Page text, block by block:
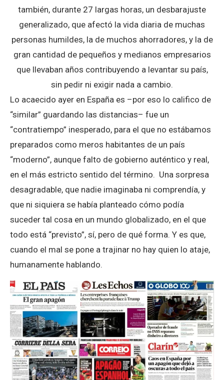
también, durante 27 largas horas, un desbarajuste
generalizado, que afectó la vida diaria de muchas
personas humildes, la de muchos ahorradores, y la de
gran cantidad de pequeños y medianos empresarios
que llevaban años contribuyendo a levantar su país,
sin pedir ni exigir nada a cambio.
Lo acaecido ayer en España es –por eso lo califico de
“similar” guardando las distancias– fue un
“contratiempo” inesperado, para el que no estábamos
preparados como meros habitantes de un país
“moderno”, aunque falto de gobierno auténtico y real,
en el más estricto sentido del término. Una sorpresa
desagradable, que nadie imaginaba ni comprendía, y
que ni siquiera se había planteado cómo podía
suceder tal cosa en un mundo globalizado, en el que
todo está “previsto”, sí, pero de qué forma. Y es que,
cuando el mal se pone a trajinar no hay quien lo ataje,
humanamente hablando.